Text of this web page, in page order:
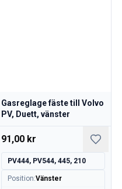
Gasreglage fäste till Volvo
PV, Duett, vänster
91,00 kr
PV444, PV544, 445, 210
Position:Vänster